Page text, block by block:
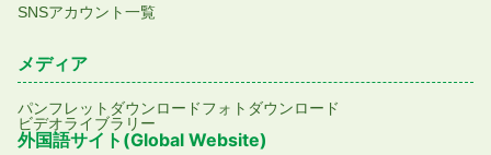
SNSアカウント一覧
メディア
パンフレットダウンロードフォトダウンロード
ビデオライブラリー
外国語サイト(Global Website)